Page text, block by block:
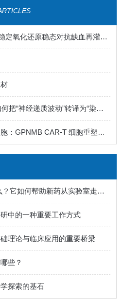
MDH1 K298 琥珀酰化稳定氧化还原稳态对抗缺血再灌注损伤心肌铁死亡
组蛋白 H3Q5 单胺化如何把“神经递质波动”转译为“染色质节律”
双重靶向肿瘤与髓系细胞：GPNMB CAR-T 细胞重塑免疫微环境
药物临床前CRO是什么？它如何帮助新药从实验室走向人体试验？
中的一种重要工作方式
理论与临床应用的重要桥梁
些？
探索的基石